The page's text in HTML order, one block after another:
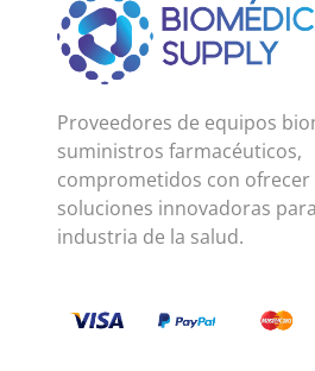
Proveedores de equipos
suministros farmacéuticos,
comprometidos con ofrecer
soluciones innovadoras
industria de la salud.